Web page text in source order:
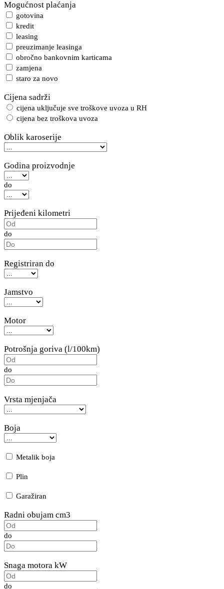
Mogućnost plaćanja
gotovina
kredit
leasing
preuzimanje leasinga
obročno bankovnim karticama
zamjena
staro za novo
Cijena sadrži
cijena uključuje sve troškove uvoza u RH
cijena bez troškova uvoza
Oblik karoserije
Godina proizvodnje
do
Prijeđeni kilometri
do
Registriran do
Jamstvo
Motor
Potrošnja goriva (l/100km)
do
Vrsta mjenjača
Boja
Metalik boja
Plin
Garažiran
Radni obujam cm3
do
Snaga motora kW
do